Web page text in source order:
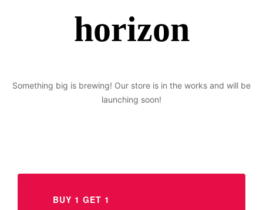
horizon
Something big is brewing! Our store is in the works and will be
launching soon!
BUY 1 GET 1